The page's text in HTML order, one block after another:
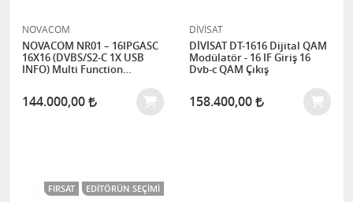
NOVACOM
NOVACOM NR01 – 16IPGASC
16X16 (DVBS/S2-C 1X USB
INFO) Multi Function
144.000,00
DİVİSAT
DİVİSAT DT-1616 Dijital QAM
Modülatör - 16 IF Giriş 16
Dvb-c QAM Çıkış
158.400,00
FIRSAT EDITÖRÜN SEÇIMI